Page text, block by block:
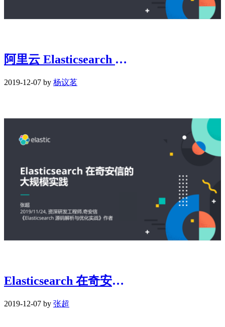
阿里云 Elasticsearch 在安全领域的应用
2019-12-07 by 杨议茗
Elasticsearch 在奇安信的大规模实践
2019-12-07 by 张超